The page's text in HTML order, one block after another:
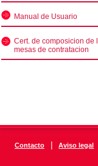
Manual de Usuario
Cert. de composicion de
mesas de contratacion
Contacto | Aviso legal